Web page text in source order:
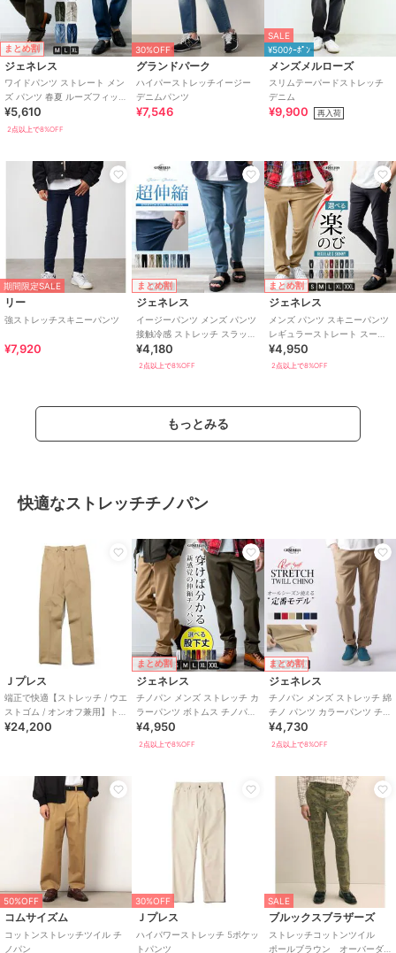
まとめ割
ジェネレス
ワイドパンツ ストレート メン
ズ パンツ 春夏 ルーズフィット
ストレッチ デニム チノ 太め
¥5,610
2点以上で8%OFF
30%OFF
グランドパーク
ハイパーストレッチイージー
デニムパンツ
¥7,546
SALE
¥500ｸｰﾎﾟﾝ
メンズメルローズ
スリムテーパードストレッチ
デニム
¥9,900 再入荷
期間限定SALE
リー
強ストレッチスキニーパンツ
¥7,920
まとめ割
ジェネレス
イージーパンツ メンズ パンツ
接触冷感 ストレッチ スラック
ス ロングパンツ ゆったり 洗え
る
¥4,180
2点以上で8%OFF
まとめ割
ジェネレス
メンズ パンツ スキニーパンツ
レギュラーストレート スーパ
ーストレッチ チノパン スリム
¥4,950
2点以上で8%OFF
もっとみる
快適なストレッチチノパン
Ｊプレス
端正で快適【ストレッチ / ウエ
ストゴム / オンオフ兼用】トリ
コチン ステムテーパード パン
¥24,200
まとめ割
ジェネレス
チノパン メンズ ストレッチ カ
ラーパンツ ボトムス チノパン
ツ チノ ストレート テーパード
¥4,950
2点以上で8%OFF
まとめ割
ジェネレス
チノパン メンズ ストレッチ 綿
チノ パンツ カラーパンツ チノ
パンツ 無地 シンプル
¥4,730
2点以上で8%OFF
50%OFF
コムサイズム
コットンストレッチツイル チ
ノパン
30%OFF
Ｊプレス
ハイパワーストレッチ 5ポケッ
トパンツ
SALE
ブルックスブラザーズ
ストレッチコットンツイル
ポールブラウン オーバーダ